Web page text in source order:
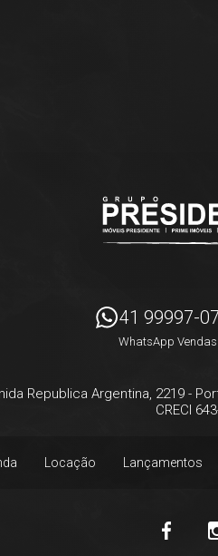
41 99997-
WhatsApp Vendas
Republica Argentina, 2219 -
CRECI
Locação Lançamentos